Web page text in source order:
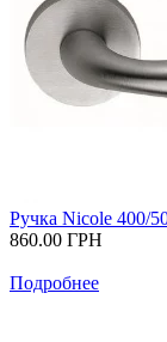
Ручка Nicole 400/
860.00 ГРН
Подробнее